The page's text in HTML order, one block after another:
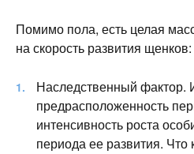
Помимо пола, есть целая
на скорость развития щенков:
Наследственный фактор.
предрасположенность
интенсивность роста
периода ее развития. Что